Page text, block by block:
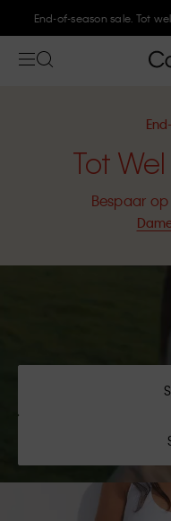
Meld je aan bij
Tot
Bespaar